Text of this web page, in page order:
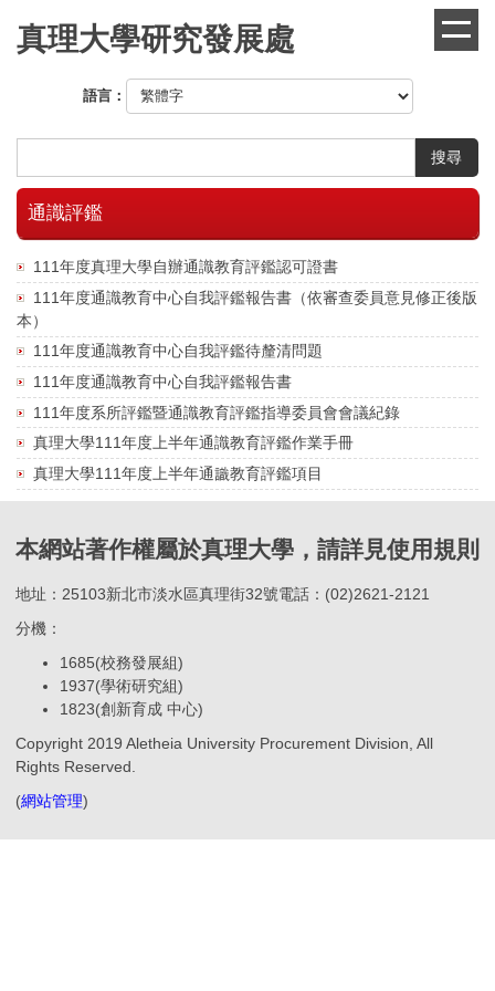
真理大學研究發展處
語言：
搜尋
通識評鑑
111年度真理大學自辦通識教育評鑑認可證書
111年度通識教育中心自我評鑑報告書（依審查委員意見修正後版
本）
111年度通識教育中心自我評鑑待釐清問題
111年度通識教育中心自我評鑑報告書
111年度系所評鑑暨通識教育評鑑指導委員會會議紀錄
真理大學111年度上半年通識教育評鑑作業手冊
真理大學111年度上半年通識教育評鑑項目
本網站著作權屬於真理大學，請詳見使用規則
地址：25103新北市淡水區真理街32號電話：(02)2621-2121
分機：
1685(校務發展組)
1937(學術研究組)
1823(創新育成 中心)
Copyright 2019 Aletheia University Procurement Division, All
Rights Reserved.
(網站管理)